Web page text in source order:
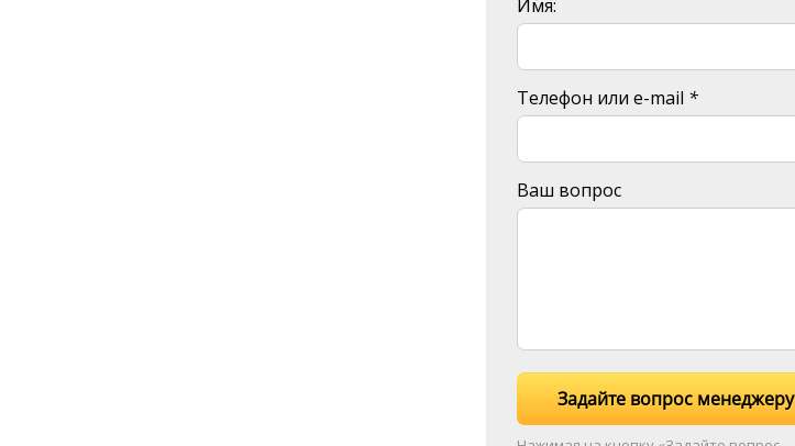
Имя:
Телефон или e-mail *
Ваш вопрос
Задайте вопрос менеджеру